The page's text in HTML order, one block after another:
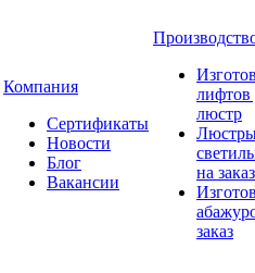
Компания
Сертификаты
Новости
Блог
Вакансии
лифтов
люстр
на заказ
заказ